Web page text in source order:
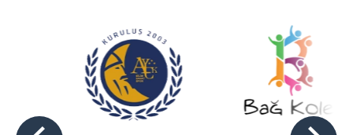
Vitamin Kitaplarını Tercih Eden Eğitim
Kurumları